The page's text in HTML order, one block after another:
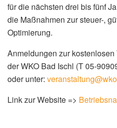
für die nächsten drei bis fünf
die Maßnahmen zur steuer-,
Optimierung.
Anmeldungen zur
der WKO Bad Ischl (T 05-
oder unter:
Link zur Website =>